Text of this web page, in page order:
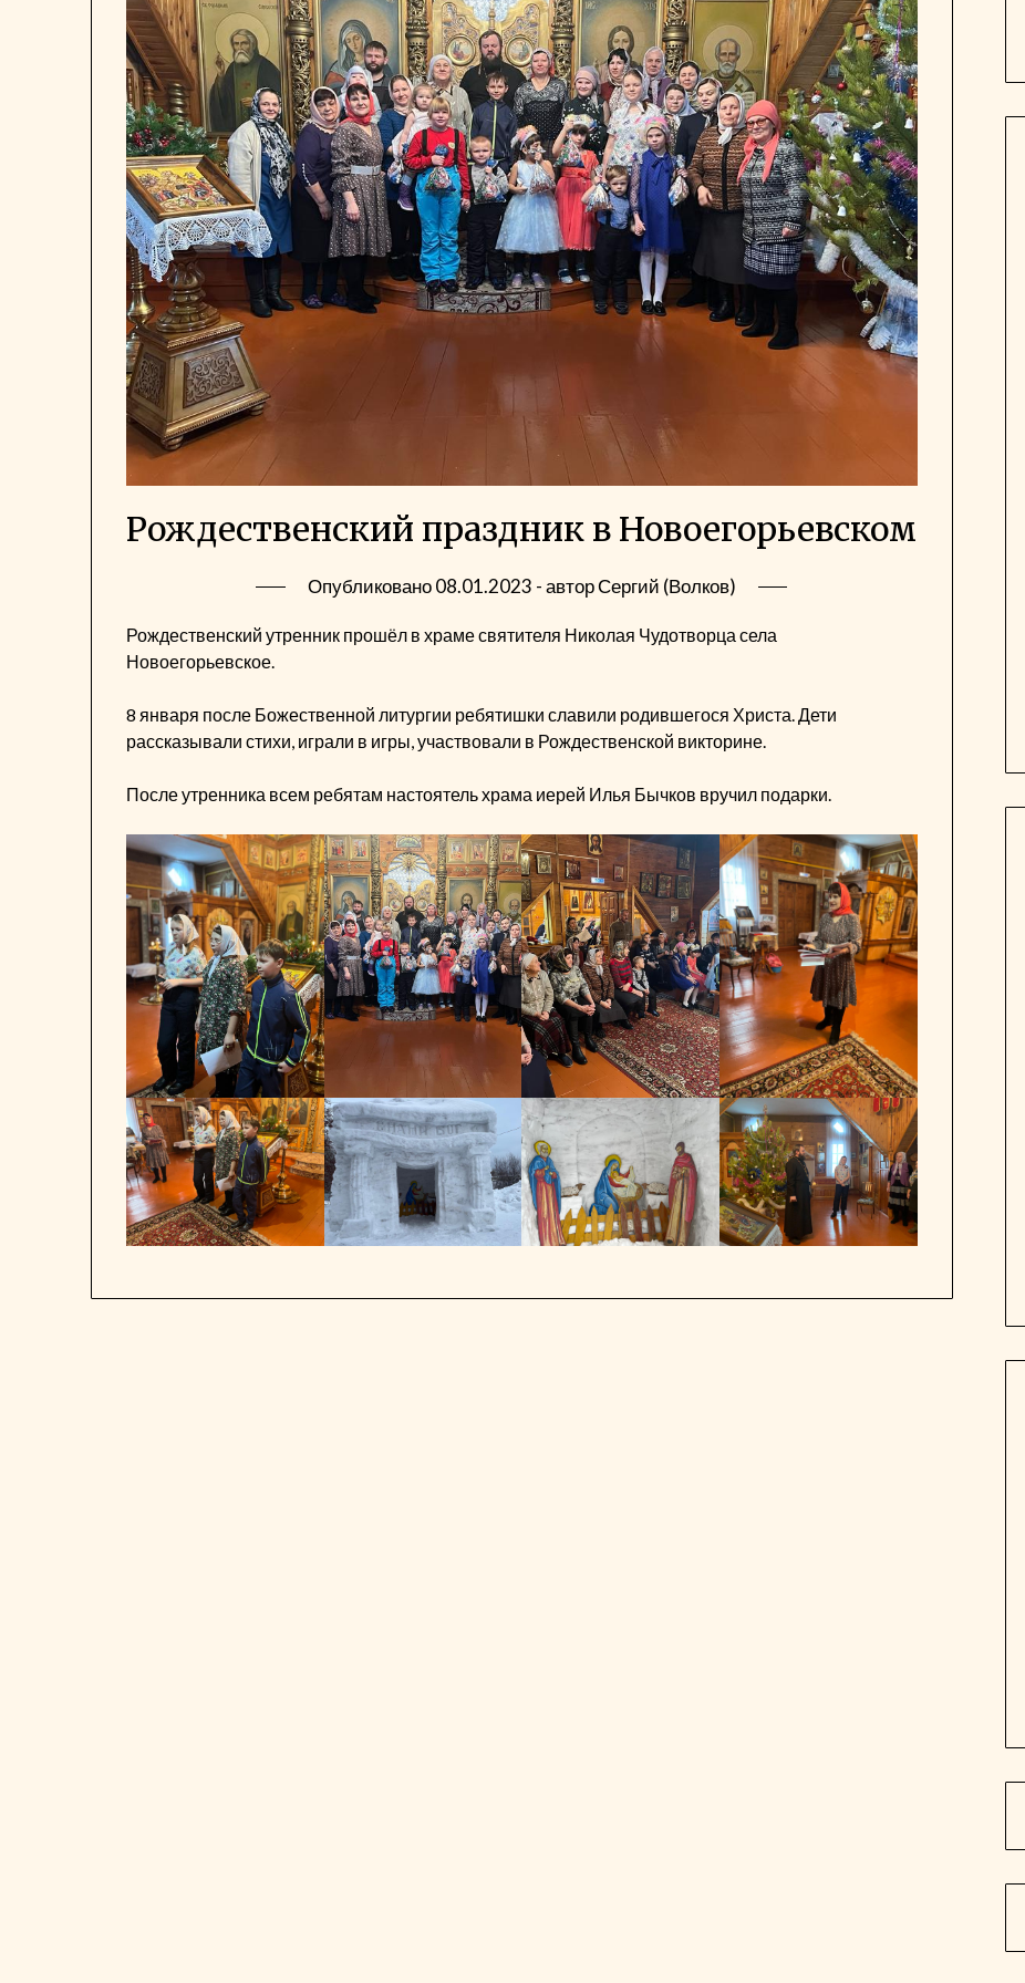
Рождественский праздник в Новоегорьевском
Опубликовано08.01.2023 - авторСергий (Волков)
Рождественский утренник прошёл в храме святителя Николая Чудотворца села
Новоегорьевское.
8 января после Божественной литургии ребятишки славили родившегося Христа. Дети
рассказывали стихи, играли в игры, участвовали в Рождественской викторине.
После утренника всем ребятам настоятель храма иерей Илья Бычков вручил подарки.